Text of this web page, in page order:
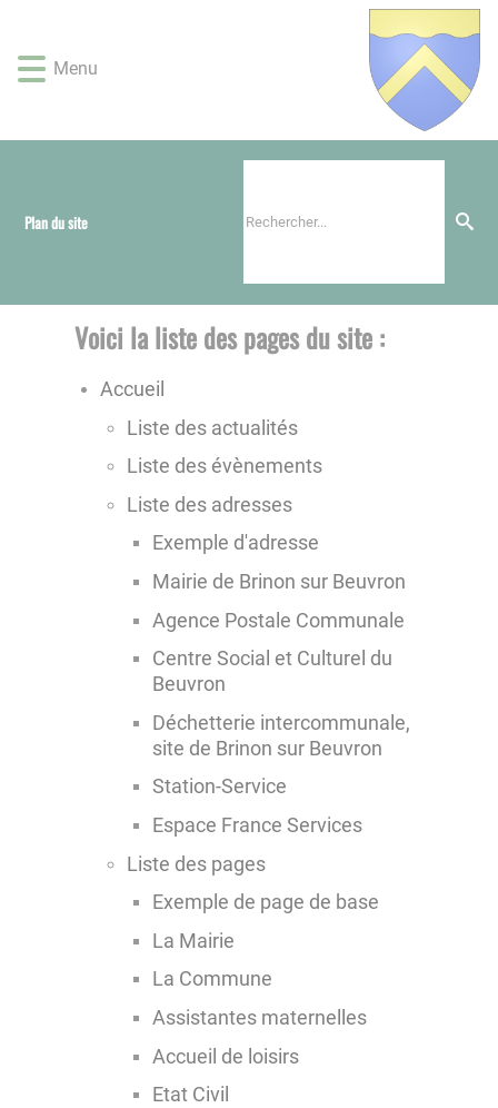
rapide
au
rapide
au
principal
rapide
recherche
rapide
au
de
Menu
Plan du site
Voici la liste des pages du site :
Accueil
Liste des actualités
Liste des évènements
Liste des adresses
Exemple d'adresse
Mairie de Brinon sur Beuvron
Agence Postale Communale
Centre Social et Culturel du
Beuvron
Déchetterie intercommunale,
site de Brinon sur Beuvron
Station-Service
Espace France Services
Liste des pages
Exemple de page de base
La Mairie
La Commune
Assistantes maternelles
Accueil de loisirs
Etat Civil